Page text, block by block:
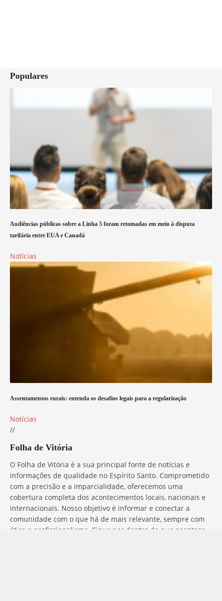
Populares
Audiências públicas sobre a Linha 5 foram retomadas em meio à disputa
tarifária entre EUA e Canadá
Notícias
Assentamentos rurais: entenda os desafios legais para a regularização
Notícias
//
Folha de Vitória
O Folha de Vitória é a sua principal fonte de notícias e
informações de qualidade no Espírito Santo. Comprometido
com a precisão e a imparcialidade, oferecemos uma
cobertura completa dos acontecimentos locais, nacionais e
internacionais. Nosso objetivo é informar e conectar a
comunidade com o que há de mais relevante, sempre com
ética e profissionalismo. Fique por dentro do que acontece